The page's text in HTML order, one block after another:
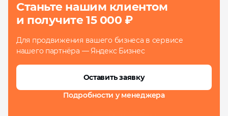
Станьте нашим клиентом
и получите 15 000 ₽
Для продвижения вашего бизнеса в сервисе
нашего партнёра — Яндекс Бизнес
Оставить заявку
Подробности у менеджера